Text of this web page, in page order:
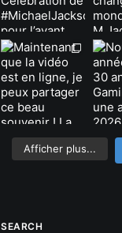
Afficher plus...
SEARCH